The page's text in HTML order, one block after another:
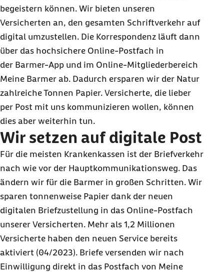
begeistern können. Wir bieten unseren
Versicherten an, den gesamten Schriftverkehr auf
digital umzustellen. Die Korrespondenz läuft dann
über das hochsichere Online-Postfach in
der Barmer-App und im Online-Mitgliederbereich
Meine Barmer ab. Dadurch ersparen wir der Natur
zahlreiche Tonnen Papier. Versicherte, die lieber
per Post mit uns kommunizieren wollen, können
dies aber weiterhin tun.
Wir setzen auf digitale Post
Für die meisten Krankenkassen ist der Briefverkehr
nach wie vor der Hauptkommunikationsweg. Das
ändern wir für die Barmer in großen Schritten. Wir
sparen tonnenweise Papier dank der neuen
digitalen Briefzustellung in das Online-Postfach
unserer Versicherten. Mehr als 1,2 Millionen
Versicherte haben den neuen Service bereits
aktiviert (04/2023). Briefe versenden wir nach
Einwilligung direkt in das Postfach von Meine